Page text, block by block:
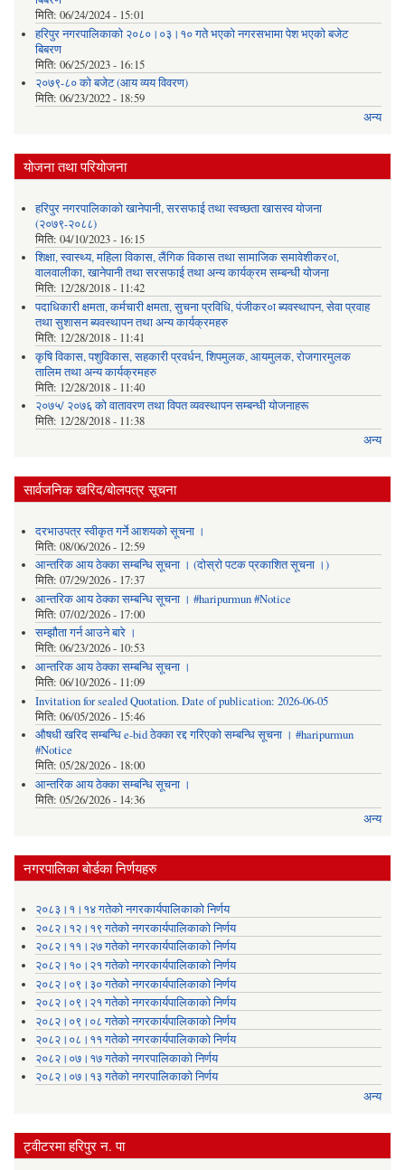
मिति: 06/24/2024 - 15:01
हरिपुर नगरपालिकाको २०८०।०३।१० गते भएको नगरसभामा पेश भएको बजेट
बिबरण
मिति: 06/25/2023 - 16:15
२०७९-८० को बजेट (आय व्यय विवरण)
मिति: 06/23/2022 - 18:59
अन्य
योजना तथा परियोजना
हरिपुर नगरपालिकाको खानेपानी, सरसफाई तथा स्वच्छता खासस्व योजना
(२०७९-२०८८)
मिति: 04/10/2023 - 16:15
शिक्षा, स्वास्थ्य, महिला विकास, लैंगिक विकास तथा सामाजिक समावेशीकर०ा,
वालवालीका, खानेपानी तथा सरसफाई तथा अन्य कार्यक्रम सम्बन्धी योजना
मिति: 12/28/2018 - 11:42
पदाधिकारी क्षमता, कर्मचारी क्षमता, सुचना प्रविधि, पंजीकर०ा ब्यवस्थापन, सेवा प्रवाह
तथा सुशासन ब्यवस्थापन तथा अन्य कार्यक्रमहरु
मिति: 12/28/2018 - 11:41
कृषि विकास, पशुविकास, सहकारी प्रवर्धन, शिपमुलक, आयमुलक, रोजगारमुलक
तालिम तथा अन्य कार्यक्रमहरु
मिति: 12/28/2018 - 11:40
२०७५/ २०७६ को वातावरण तथा विपत व्यवस्थापन सम्बन्धी योजनाहरू
मिति: 12/28/2018 - 11:38
अन्य
सार्वजनिक खरिद/बोलपत्र सूचना
दरभाउपत्र स्वीकृत गर्ने आशयको सूचना ।
मिति: 08/06/2026 - 12:59
आन्तरिक आय ठेक्का सम्बन्धि सूचना । (दोस्रो पटक प्रकाशित सूचना ।)
मिति: 07/29/2026 - 17:37
आन्तरिक आय ठेक्का सम्बन्धि सूचना । #haripurmun #Notice
मिति: 07/02/2026 - 17:00
सम्झौता गर्न आउने बारे ।
मिति: 06/23/2026 - 10:53
आन्तरिक आय ठेक्का सम्बन्धि सूचना ।
मिति: 06/10/2026 - 11:09
Invitation for sealed Quotation. Date of publication: 2026-06-05
मिति: 06/05/2026 - 15:46
औषधी खरिद सम्बन्धि e-bid ठेक्का रद्द गरिएको सम्बन्धि सूचना । #haripurmun
#Notice
मिति: 05/28/2026 - 18:00
आन्तरिक आय ठेक्का सम्बन्धि सूचना ।
मिति: 05/26/2026 - 14:36
अन्य
नगरपालिका बोर्डका निर्णयहरु
२०८३।१।१४ गतेको नगरकार्यपालिकाको निर्णय
२०८२।१२।१९ गतेको नगरकार्यपालिकाको निर्णय
२०८२।११।२७ गतेको नगरकार्यपालिकाको निर्णय
२०८२।१०।२१ गतेको नगरकार्यपालिकाको निर्णय
२०८२।०९।३० गतेको नगरकार्यपालिकाको निर्णय
२०८२।०९।२१ गतेको नगरकार्यपालिकाको निर्णय
२०८२।०९।०८ गतेको नगरकार्यपालिकाको निर्णय
२०८२।०८।११ गतेको नगरकार्यपालिकाको निर्णय
२०८२।०७।१७ गतेको नगरपालिकाको निर्णय
२०८२।०७।१३ गतेको नगरपालिकाको निर्णय
अन्य
ट्वीटरमा हरिपुर न. पा